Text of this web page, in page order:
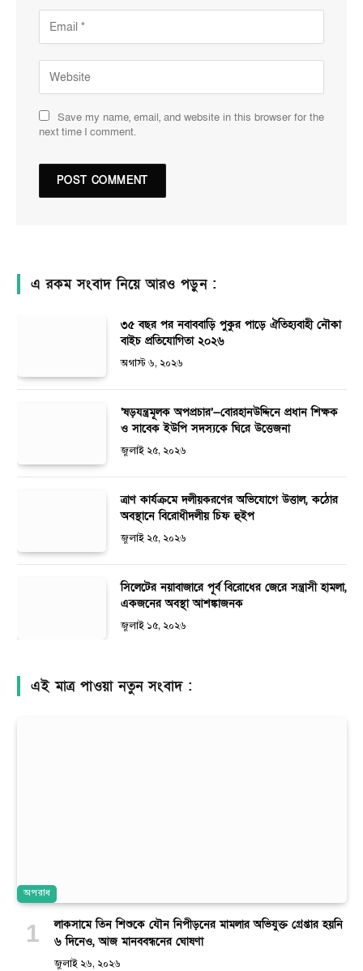
Save my name, email, and website in this browser for the
next time I comment.
এ রকম সংবাদ নিয়ে আরও পড়ুন :
৩৫ বছর পর নবাববাড়ি পুকুর পাড়ে ঐতিহ্যবাহী নৌকা
বাইচ প্রতিযোগিতা ২০২৬
অগাস্ট ৬, ২০২৬
‘ষড়যন্ত্রমূলক অপপ্রচার’—বোরহানউদ্দিনে প্রধান শিক্ষক
ও সাবেক ইউপি সদস্যকে ঘিরে উত্তেজনা
জুলাই ২৫, ২০২৬
ত্রাণ কার্যক্রমে দলীয়করণের অভিযোগে উত্তাল, কঠোর
অবস্থানে বিরোধীদলীয় চিফ হুইপ
জুলাই ২৫, ২০২৬
সিলেটের নয়াবাজারে পূর্ব বিরোধের জেরে সন্ত্রাসী হামলা,
একজনের অবস্থা আশঙ্কাজনক
জুলাই ১৫, ২০২৬
এই মাত্র পাওয়া নতুন সংবাদ :
অপরাধ
লাকসামে তিন শিশুকে যৌন নিপীড়নের মামলার অভিযুক্ত গ্রেপ্তার হয়নি
৬ দিনেও, আজ মানববন্ধনের ঘোষণা
জুলাই ২৬, ২০২৬